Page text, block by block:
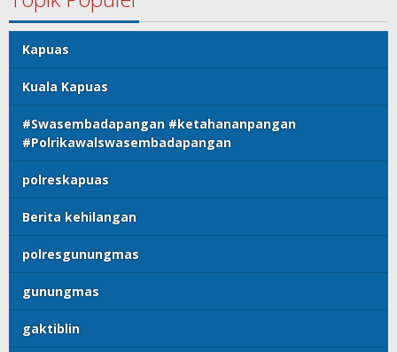
Kapuas
Kuala Kapuas
#Swasembadapangan #ketahananpangan
#Polrikawalswasembadapangan
polreskapuas
Berita kehilangan
polresgunungmas
gunungmas
gaktiblin